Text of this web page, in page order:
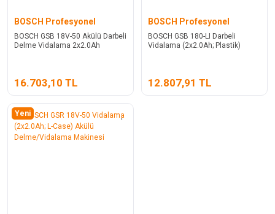
BOSCH Profesyonel
BOSCH GSB 18V-50 Akülü Darbeli
Delme Vidalama 2x2.0Ah
16.703,10 TL
BOSCH Profesyonel
BOSCH GSB 180-LI Darbeli
Vidalama (2x2.0Ah; Plastik)
12.807,91 TL
Yeni